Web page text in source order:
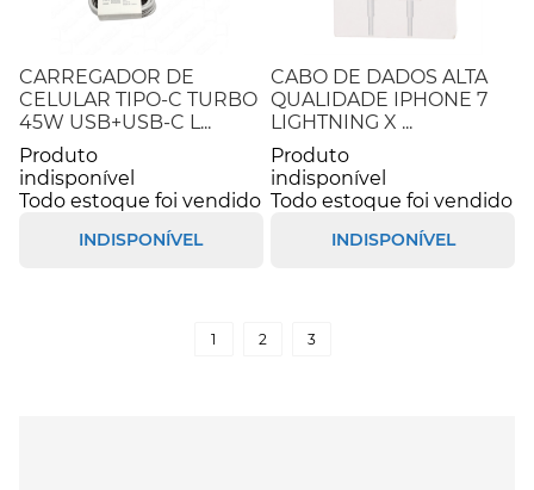
CARREGADOR DE
CELULAR TIPO-C TURBO
45W USB+USB-C L...
Produto
indisponível
Todo estoque foi vendido
INDISPONÍVEL
CABO DE DADOS ALTA
QUALIDADE IPHONE 7
LIGHTNING X ...
Produto
indisponível
Todo estoque foi vendido
INDISPONÍVEL
1 2 3